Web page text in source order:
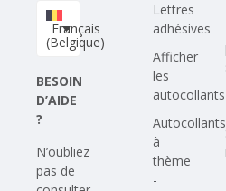
Français
(Belgique)
BESOIN
D’AIDE
?
N’oubliez
pas de
Lettres
adhésives
Afficher
les
autocollants
Autocollants
à
thème
-